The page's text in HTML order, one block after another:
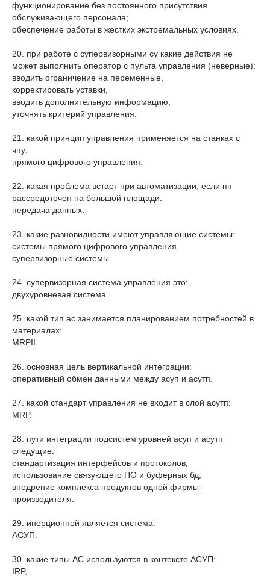
функционирование без постоянного присутствия
обслуживающего персонала;
обеспечение работы в жестких экстремальных условиях.
20. при работе с супервизорными су какие действия не
может выполнить оператор с пульта управления (неверные):
вводить ограничение на переменные,
корректировать уставки,
вводить дополнительную информацию,
уточнять критерий управления.
21. какой принцип управления применяется на станках с
чпу:
прямого цифрового управления.
22. какая проблема встает при автоматизации, если пп
рассредоточен на большой площади:
передача данных.
23. какие разновидности имеют управляющие системы:
системы прямого цифрового управления,
супервизорные системы.
24. супервизорная система управления это:
двухуровневая система.
25. какой тип ас занимается планированием потребностей в
материалах:
MRPII.
26. основная цель вертикальной интеграции:
оперативный обмен данными между асуп и асутп.
27. какой стандарт управления не входит в слой асутп:
MRP.
28. пути интеграции подсистем уровней асуп и асутп
следущие:
стандартизация интерфейсов и протоколов;
использование связующего ПО и буферных бд;
внедрение комплекса продуктов одной фирмы-
производителя.
29. инерционной является система:
АСУП.
30. какие типы АС используются в контексте АСУП:
IRP,